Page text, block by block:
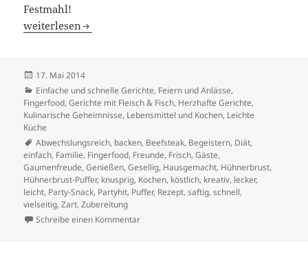
Festmahl!
Saftige Beefsteak-Hühnerbrust-Puffer – Einfach köstlich!
weiterlesen
Veröffentlicht
am
17. Mai 2014
Kategorien
Einfache und schnelle Gerichte, Feiern und Anlässe,
Fingerfood,Gerichte mit Fleisch & Fisch, Herzhafte Gerichte,
Kulinarische Geheimnisse, Lebensmittel und Kochen, Leichte
Küche
Schlagwörter
Abwechslungsreich, backen, Beefsteak, Begeistern, Diät,
einfach, Familie, Fingerfood, Freunde, Frisch,Gäste,
Gaumenfreude,Genießen,Gesellig, Hausgemacht, Hühnerbrust,
Hühnerbrust-Puffer, knusprig, Kochen, köstlich, kreativ, lecker,
leicht, Party-Snack, Partyhit, Puffer, Rezept,saftig,schnell,
vielseitig,Zart,Zubereitung
Schreibe einen Kommentarzu Saftige Beefsteak-Hühnerbrust-Puffer –